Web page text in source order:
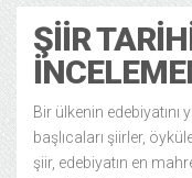
ŞIIR
Bir ülkenin edebiyatını
başlıcaları şiirler,
şiir, edebiyatın en